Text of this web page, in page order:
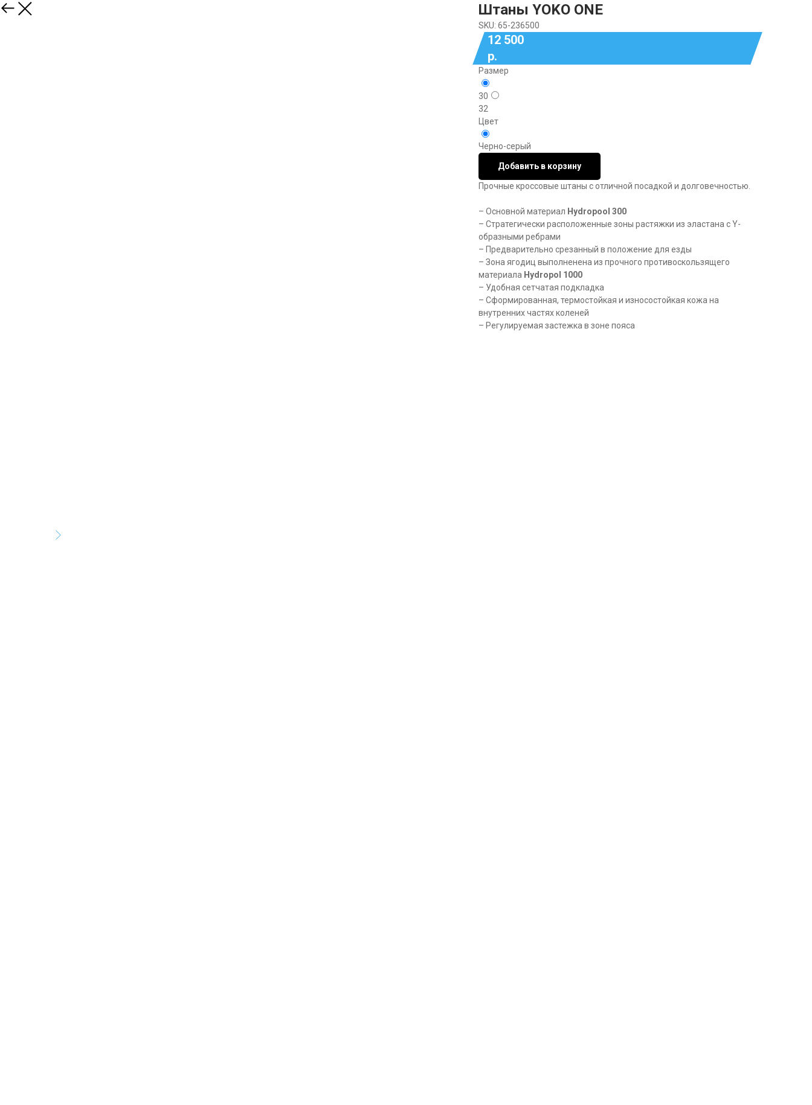
Штаны YOKO ONE
SKU: 65-236500
12 500
р.
Размер
30
32
Цвет
Черно-серый
Добавить в корзину
Прочные кроссовые штаны с отличной посадкой и долговечностью.
– Основной материал Hydropool 300
– Стратегически расположенные зоны растяжки из эластана с Y-
образными ребрами
– Предварительно срезанный в положение для езды
– Зона ягодиц выполненена из прочного противоскользящего
материала Hydropol 1000
– Удобная сетчатая подкладка
– Сформированная, термостойкая и износостойкая кожа на
внутренних частях коленей
– Регулируемая застежка в зоне пояса